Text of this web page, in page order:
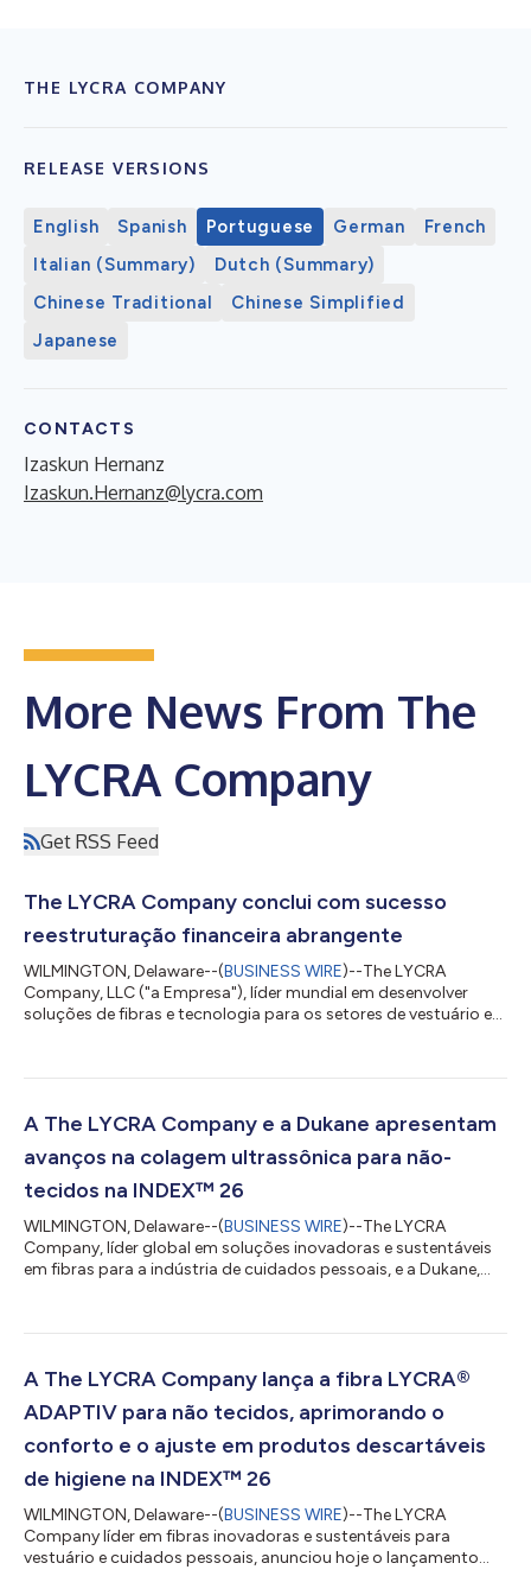
THE LYCRA COMPANY
RELEASE VERSIONS
English Spanish Portuguese German
French
Italian (Summary)
Dutch (Summary)
Chinese Traditional
Chinese Simplified
Japanese
CONTACTS
Izaskun Hernanz
Izaskun.Hernanz@lycra.com
More News From The
LYCRA Company
Get RSS Feed
The LYCRA Company conclui com sucesso
reestruturação financeira abrangente
WILMINGTON, Delaware--(BUSINESS WIRE)--The LYCRA
Company, LLC ("a Empresa"), líder mundial em desenvolver
soluções de fibras e tecnologia para os setores de vestuário e
Capítulo 11 em 20 de maio de 2026. A The LYCRA Company
Empresa prosseguir com sua estratégia de crescimento
mediante investimentos em inovação, parceri...
A The LYCRA Company e a Dukane apresentam
avanços na colagem ultrassônica para não-
tecidos na INDEX™ 26
WILMINGTON, Delaware--(BUSINESS WIRE)--The LYCRA
Company, líder global em soluções inovadoras e sustentáveis
em fibras para a indústria de cuidados pessoais, e a Dukane,
mais recentes avanços desenvolvidos em conjunto na colagem
de 19 a 22 de maio. Desde 2014, ambas as empresas
colaboram para desenvolver soluções de colagem...
A The LYCRA Company lança a fibra LYCRA®
ADAPTIV para não tecidos, aprimorando o
conforto e o ajuste em produtos descartáveis ​​
de higiene na INDEX™ 26
WILMINGTON, Delaware--(BUSINESS WIRE)--The LYCRA
Company líder em fibras inovadoras e sustentáveis para
vestuário e cuidados pessoais, anunciou hoje o lançamento